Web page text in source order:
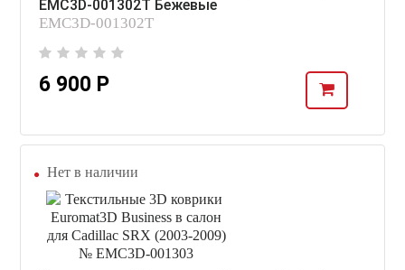
EMC3D-001302T Бежевые
EMC3D-001302T
6 900 Р
Нет в наличии